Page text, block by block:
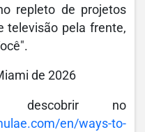
repleto de projetos
televisão pela frente,
de 2026
no
en/ways-to-